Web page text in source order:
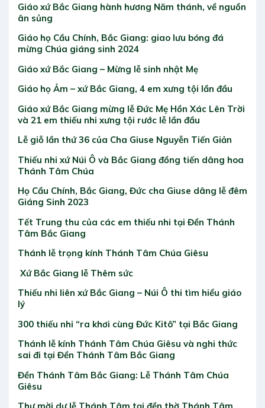
Giáo xứ Bắc Giang hành hương Năm thánh, về nguồn
ân sủng
Giáo họ Cầu Chính, Bắc Giang: giao lưu bóng đá
mừng Chúa giáng sinh 2024
Giáo xứ Bắc Giang – Mừng lễ sinh nhật Mẹ
Giáo họ Ảm – xứ Bắc Giang, 4 em xưng tội lần đầu
Giáo xứ Bắc Giang mừng lễ Đức Mẹ Hồn Xác Lên Trời
và 21 em thiếu nhi xưng tội rước lễ lần đầu
Lễ giỗ lần thứ 36 của Cha Giuse Nguyễn Tiến Giản
Thiếu nhi xứ Núi Ô và Bắc Giang đồng tiến dâng hoa
Thánh Tâm Chúa
Họ Cầu Chính, Bắc Giang, Đức cha Giuse dâng lễ đêm
Giáng Sinh 2023
Tết Trung thu của các em thiếu nhi tại Đền Thánh
Tâm Bắc Giang
Thánh lễ trọng kính Thánh Tâm Chúa Giêsu
Xứ Bắc Giang lễ Thêm sức
Thiếu nhi liên xứ Bắc Giang – Núi Ô thi tìm hiểu giáo
lý
300 thiếu nhi “ra khơi cùng Đức Kitô” tại Bắc Giang
Thánh lễ kính Thánh Tâm Chúa Giêsu và nghi thức
sai đi tại Đền Thánh Tâm Bắc Giang
Đền Thánh Tâm Bắc Giang: Lễ Thánh Tâm Chúa
Giêsu